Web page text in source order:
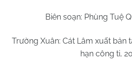
Biên soạn: Phùng Tuệ
Trường Xuân: Cát Lâm xuất bản
hạn công ti,